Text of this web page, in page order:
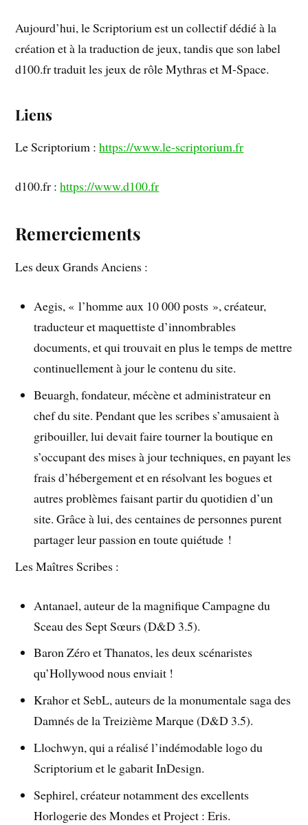
Aujourd’hui, le Scriptorium est un collectif dédié à la
création et à la traduction de jeux, tandis que son label
d100.fr traduit les jeux de rôle Mythras et M-Space.
Liens
Le Scriptorium :https://www.le-scriptorium.fr
d100.fr :https://www.d100.fr
Remerciements
Les deux Grands Anciens :
Aegis, « l’homme aux 10 000 posts », créateur,
traducteur et maquettiste d’innombrables
documents, et qui trouvait en plus le temps de mettre
continuellement à jour le contenu du site.
Beuargh, fondateur, mécène et administrateur en
chef du site. Pendant que les scribes s’amusaient à
gribouiller, lui devait faire tourner la boutique en
s’occupant des mises à jour techniques, en payant les
frais d’hébergement et en résolvant les bogues et
autres problèmes faisant partir du quotidien d’un
site. Grâce à lui, des centaines de personnes purent
partager leur passion en toute quiétude !
Les Maîtres Scribes :
Antanael, auteur de la magnifique Campagne du
Sceau des Sept Sœurs (D&D 3.5).
Baron Zéro et Thanatos, les deux scénaristes
qu’Hollywood nous enviait !
Krahor et SebL, auteurs de la monumentale saga des
Damnés de la Treizième Marque (D&D 3.5).
Llochwyn, qui a réalisé l’indémodable logo du
Scriptorium et le gabarit InDesign.
Sephirel, créateur notamment des excellents
Horlogerie des Mondes et Project : Eris.